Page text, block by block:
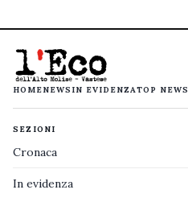
HOMENEWS IN EVIDENZATOP NEWS
SEZIONI
Cronaca
In evidenza